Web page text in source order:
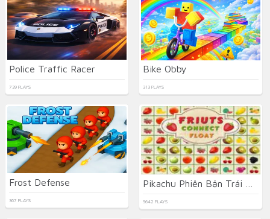
Police Traffic Racer
739 PLAYS
Bike Obby
313 PLAYS
Frost Defense
367 PLAYS 9642 PLAYS